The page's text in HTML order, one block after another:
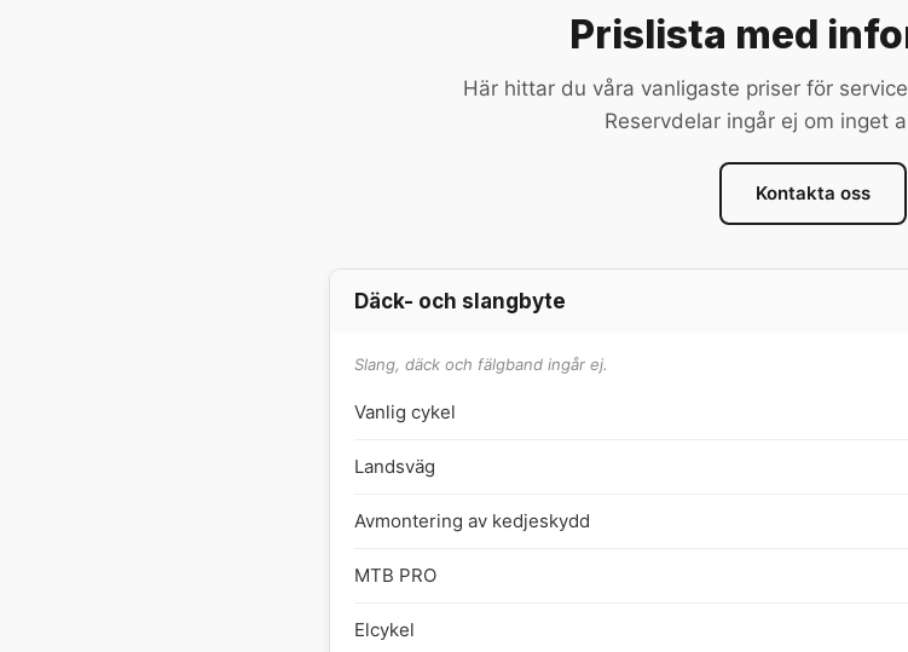
Prislista med
Här hittar du våra vanligaste priser för
Reservdelar ingår ej om inget
Kontakta oss
Däck- och slangbyte
Slang, däck och fälgband ingår ej.
Vanlig cykel
Landsväg
Avmontering av kedjeskydd
MTB PRO
Elcykel